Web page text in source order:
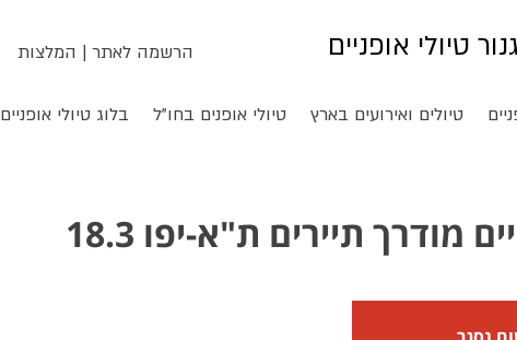
הרשמה לאתר | המלצות גנור טיולי אופניים
טיולים ואירועים בארץ טיולי אופנים בחו"ל בלוג טיולי אופניים
מודרך תיירים ת"א-יפו 18.3